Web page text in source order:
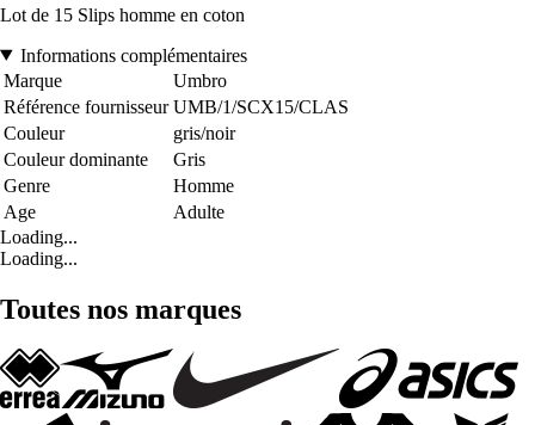
Lot de 15 Slips homme en coton
Informations complémentaires
Marque
Umbro
Référence fournisseur UMB/1/SCX15/CLAS
Couleur
gris/noir
Couleur dominante
Gris
Genre
Homme
Age
Adulte
Loading...
Loading...
Toutes nos marques